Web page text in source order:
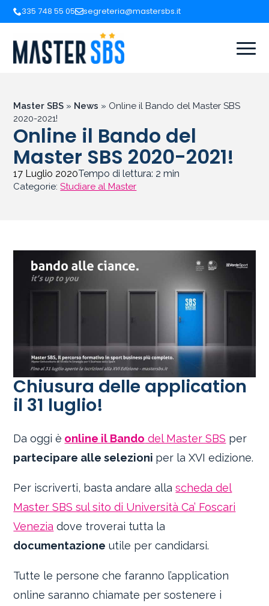
335 748 55 05 segreteria@mastersbs.it
Master SBS » News » Online il Bando del Master SBS
2020-2021!
Online il Bando del
Master SBS 2020-2021!
17 Luglio 2020Tempo di lettura: 2 min
Categorie:Studiare al Master
Chiusura delle application
il 31 luglio!
Da oggi è online il Bando del Master SBS per
partecipare alle selezioni per la XVI edizione.
Per iscriverti, basta andare allascheda del
Master SBS sul sito di Università Ca’ Foscari
Venezia dove troverai tutta la
documentazione utile per candidarsi.
Tutte le persone che faranno l’application
online saranno chiamate per sostenere i